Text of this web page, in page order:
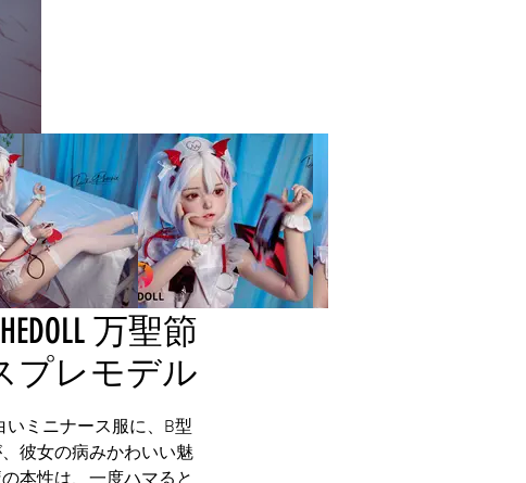
万聖節
プレモデル
いミニナース服に、B型
彼女の病みかわいい魅